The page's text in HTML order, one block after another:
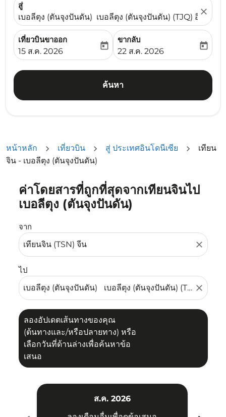
สู่
เบอลีตุง (ตันจุงปันดัน) เบอลีตุง (ตันจุงปันดัน) (TJQ) อินโดนีเ
close
เที่ยวบินขาออก
fc-booking-departure-date-aria-label
15 ส.ค. 2026
today
ขากลับ
fc-booking-return-date-
22 ส.ค. 2026
today
ค้นหา
หน้าหลัก เที่ยวบิน สู่ ประเทศอินโดนีเซีย
เทียน
จิน - เบอลีตุง (ตันจุงปันดัน)
ค่าโดยสารที่ถูกที่สุดจากเทียนจินไป
เบอลีตุง (ตันจุงปันดัน)
จาก
close
ไป
close
ลองอัปเดตเส้นทางของคุณ
(ต้นทางและ/หรือปลายทาง) หรือ
เลือกวันที่ด้านล่างเพื่อค้นหาข้อ
เสนอ
ลองอัปเดตเส้นทางของคุณ (ต้นทางและ/หรือปลายทาง) หรื
ส.ค. 2026